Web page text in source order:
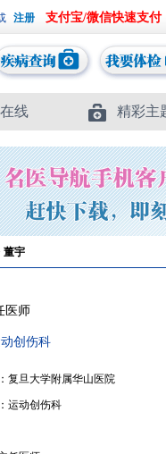
支付宝/微信快速支付
线 精彩主
董宇
医师
创伤科
复旦大学附属华山医院
运动创伤科